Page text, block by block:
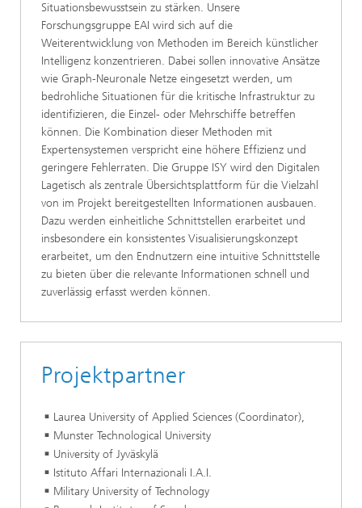
Situationsbewusstsein zu stärken. Unsere
Forschungsgruppe EAI wird sich auf die
Weiterentwicklung von Methoden im Bereich künstlicher
Intelligenz konzentrieren. Dabei sollen innovative Ansätze
wie Graph-Neuronale Netze eingesetzt werden, um
bedrohliche Situationen für die kritische Infrastruktur zu
identifizieren, die Einzel- oder Mehrschiffe betreffen
können. Die Kombination dieser Methoden mit
Expertensystemen verspricht eine höhere Effizienz und
geringere Fehlerraten. Die Gruppe ISY wird den Digitalen
Lagetisch als zentrale Übersichtsplattform für die Vielzahl
von im Projekt bereitgestellten Informationen ausbauen.
Dazu werden einheitliche Schnittstellen erarbeitet und
insbesondere ein konsistentes Visualisierungskonzept
erarbeitet, um den Endnutzern eine intuitive Schnittstelle
zu bieten über die relevante Informationen schnell und
zuverlässig erfasst werden können.
Projektpartner
Laurea University of Applied Sciences (Coordinator),
Munster Technological University
University of Jyväskylä
Istituto Affari Internazionali I.A.I.
Military University of Technology